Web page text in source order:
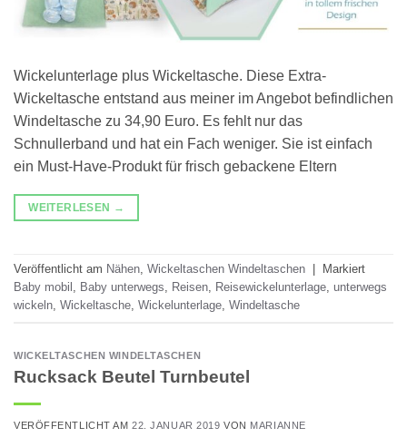
Wickelunterlage plus Wickeltasche. Diese Extra-
Wickeltasche entstand aus meiner im Angebot befindlichen
Windeltasche zu 34,90 Euro. Es fehlt nur das
Schnullerband und hat ein Fach weniger. Sie ist einfach
ein Must-Have-Produkt für frisch gebackene Eltern
WEITERLESEN →
Veröffentlicht am Nähen, Wickeltaschen Windeltaschen
Markiert
Baby mobil , Baby unterwegs, Reisen, Reisewickelunterlage, unterwegs
wickeln, Wickeltasche, Wickelunterlage, Windeltasche
WICKELTASCHEN WINDELTASCHEN
Rucksack Beutel Turnbeutel
VERÖFFENTLICHT AM22. JANUAR 2019 VON MARIANNE